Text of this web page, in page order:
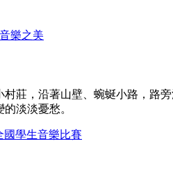
樂之美
村莊，沿著山壁、蜿蜒小路，
淡淡憂愁。
國學生音樂比賽